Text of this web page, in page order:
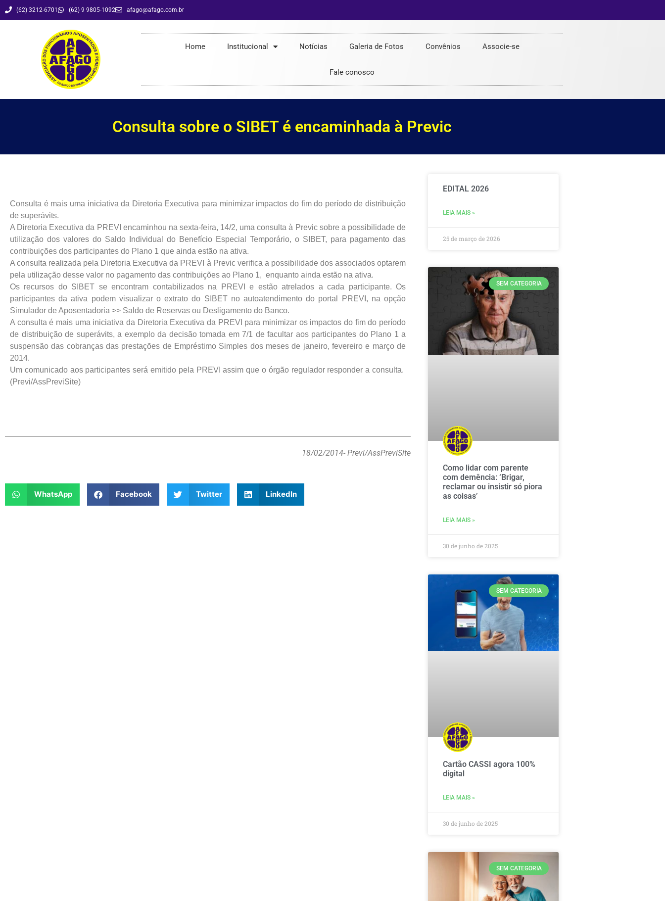
(62) 3212-6701 (62) 9 9805-1092 afago@afago.com.br
Home Institucional Notícias Galeria de Fotos Convênios Associe-se
Fale conosco
Consulta sobre o SIBET é encaminhada à Previc
Consulta é mais uma iniciativa da Diretoria Executiva para minimizar impactos do fim do período de distribuição
de superávits.
A Diretoria Executiva da PREVI encaminhou na sexta-feira, 14/2, uma consulta à Previc sobre a possibilidade de
utilização dos valores do Saldo Individual do Benefício Especial Temporário, o SIBET, para pagamento das
contribuições dos participantes do Plano 1 que ainda estão na ativa.
A consulta realizada pela Diretoria Executiva da PREVI à Previc verifica a possibilidade dos associados optarem
pela utilização desse valor no pagamento das contribuições ao Plano 1, enquanto ainda estão na ativa.
Os recursos do SIBET se encontram contabilizados na PREVI e estão atrelados a cada participante. Os
participantes da ativa podem visualizar o extrato do SIBET no autoatendimento do portal PREVI, na opção
Simulador de Aposentadoria >> Saldo de Reservas ou Desligamento do Banco.
A consulta é mais uma iniciativa da Diretoria Executiva da PREVI para minimizar os impactos do fim do período
de distribuição de superávits, a exemplo da decisão tomada em 7/1 de facultar aos participantes do Plano 1 a
suspensão das cobranças das prestações de Empréstimo Simples dos meses de janeiro, fevereiro e março de
2014.
Um comunicado aos participantes será emitido pela PREVI assim que o órgão regulador responder a consulta.
(Previ/AssPreviSite)
18/02/2014- Previ/AssPreviSite
WhatsApp Facebook Twitter LinkedIn
EDITAL 2026
LEIA MAIS »
25 de março de 2026
SEM CATEGORIA
Como lidar com parente
com demência: ‘Brigar,
reclamar ou insistir só piora
as coisas’
LEIA MAIS »
30 de junho de 2025
SEM CATEGORIA
Cartão CASSI agora 100%
digital
LEIA MAIS »
30 de junho de 2025
SEM CATEGORIA